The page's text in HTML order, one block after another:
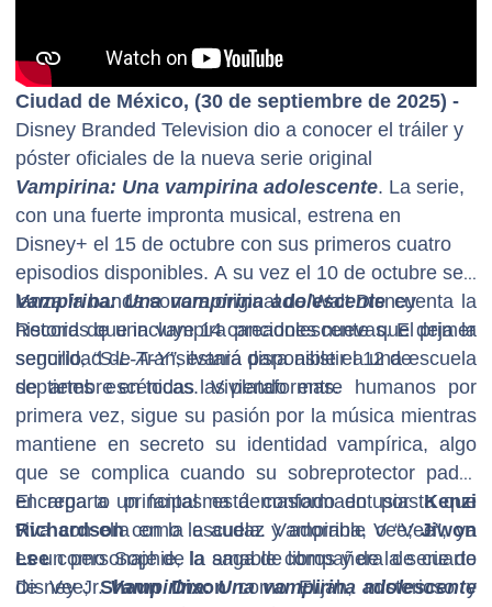
Ciudad de México, (30 de septiembre de 2025) -
Disney Branded Television dio a conocer el tráiler y
póster oficiales de la nueva serie original
Vampirina: Una vampirina adolescente. La serie,
con una fuerte impronta musical, estrena en
Disney+ el 15 de octubre con sus primeros cuatro
episodios disponibles. A su vez el 10 de octubre se
lanza la banda sonora original de Walt Disney
Records que incluye 14 canciones nuevas. El primer
sencillo, “S-L-A-Y”, estará disponible el 12 de
septiembre en todas las plataformas.
Vampirina: Una vampirina adolescentecuenta la
historia de una vampira preadolescente que deja la
seguridad de Transilvania para asistir a una escuela
de artes escénicas. Viviendo entre humanos por
primera vez, sigue su pasión por la música mientras
mantiene en secreto su identidad vampírica, algo
que se complica cuando su sobreprotector padre
encarga a un fantasma demasiado entusiasta que
viva con ella en la escuela. Vampirina, o “Vee”, ya
es un personaje de la saga de libros y de la serie de
Disney Jr.Vampirina: Una vampirina adolescente
El reparto principal está conformado porKenzi
Richardsoncomo la audaz y adorable Vee;Jiwon
Leecomo Sophie, la amable compañera de cuarto
de Vee;Shaun Dixoncomo Elijah, misterioso y